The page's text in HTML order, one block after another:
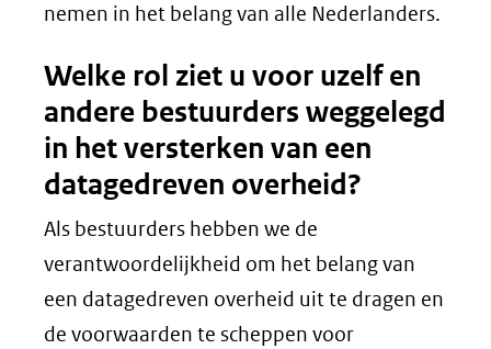
nemen in het belang van alle Nederlanders.
Welke rol ziet u voor uzelf en
andere bestuurders weggelegd
in het versterken van een
datagedreven overheid?
Als bestuurders hebben we de
verantwoordelijkheid om het belang van
een datagedreven overheid uit te dragen en
de voorwaarden te scheppen voor